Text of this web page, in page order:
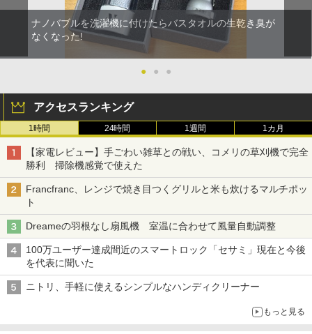
ナノバブルを洗濯機に付けたらバスタオルの生乾き臭が
なくなった!
● ● ●
アクセスランキング
1時間 24時間 1週間 1カ月
【家電レビュー】手ごわい雑草との戦い、コメリの草刈機で完全
勝利 掃除機感覚で使えた
Francfranc、レンジで焼き目つくグリルと米も炊けるマルチポッ
ト
Dreameの羽根なし扇風機 室温に合わせて風量自動調整
100万ユーザー達成間近のスマートロック「セサミ」現在と今後
を代表に聞いた
ニトリ、手軽に使えるシンプルなハンディクリーナー
もっと見る